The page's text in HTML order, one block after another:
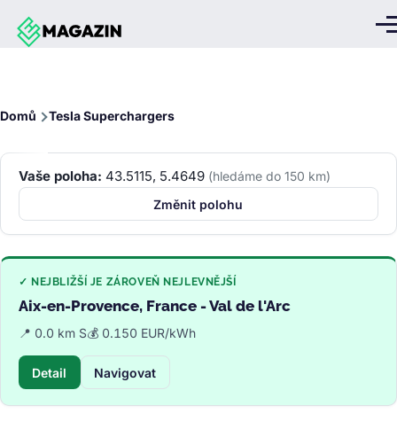
Přejít k hlavnímu obsahu
Domů Tesla Superchargers
Vaše poloha: 43.5115, 5.4649 (hledáme do 150 km)
Změnit polohu
✓ NEJBLIŽŠÍ JE ZÁROVEŇ NEJLEVNĚJŠÍ
Aix-en-Provence, France - Val de l'Arc
📍 0.0 km S💰 0.150 EUR/kWh
Detail Navigovat